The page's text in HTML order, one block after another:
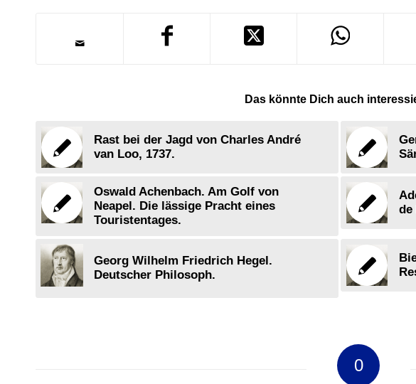
Das könnte Dich auch
Rast bei der Jagd von Charles André
van Loo, 1737.
Oswald Achenbach. Am Golf von
Neapel. Die lässige Pracht eines
Touristentages.
de
Georg Wilhelm Friedrich Hegel.
Deutscher Philosoph.
0